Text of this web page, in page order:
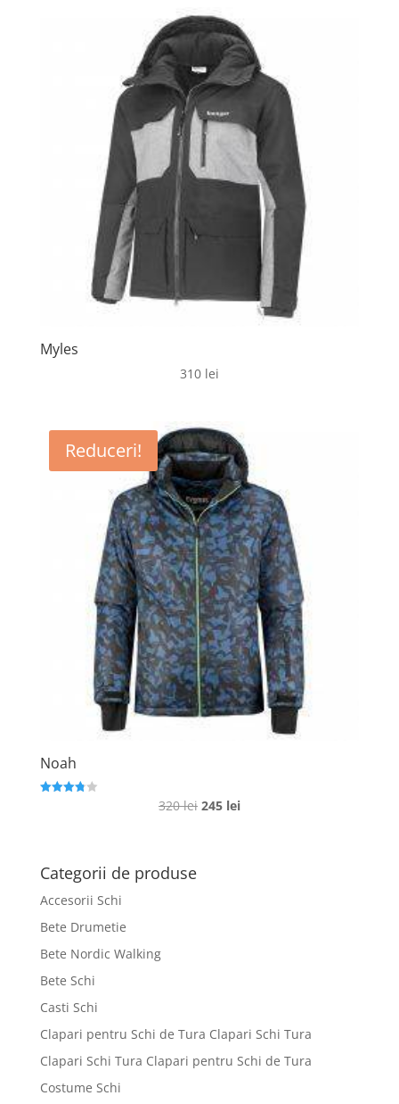
Myles
310 lei
Reduceri!
Noah
320lei Prețul
245 leiPrețul
Categorii de produse
Accesorii Schi
Bete Drumetie
Bete Nordic Walking
Bete Schi
Casti Schi
Clapari pentru Schi de Tura Clapari Schi Tura
Clapari Schi Tura Clapari pentru Schi de Tura
Costume Schi